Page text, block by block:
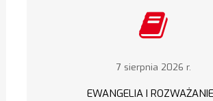
7 sierpnia 2026 r.
EWANGELIA I ROZWAŻANIE